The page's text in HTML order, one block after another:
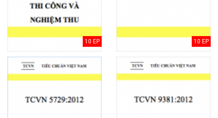
10 EP 10 EP